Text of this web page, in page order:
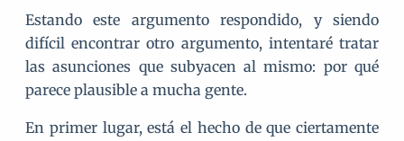
Estando este argumento respondido, y siendo
difícil encontrar otro argumento, intentaré tratar
las asunciones que subyacen al mismo: por qué
parece plausible a mucha gente.
En primer lugar, está el hecho de que ciertamente